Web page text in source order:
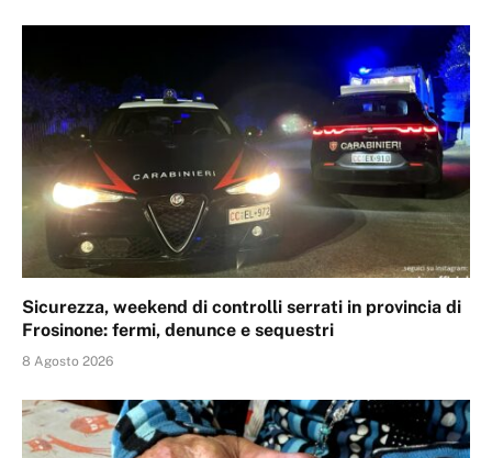
Sicurezza, weekend di controlli serrati in provincia di
Frosinone: fermi, denunce e sequestri
8 Agosto 2026